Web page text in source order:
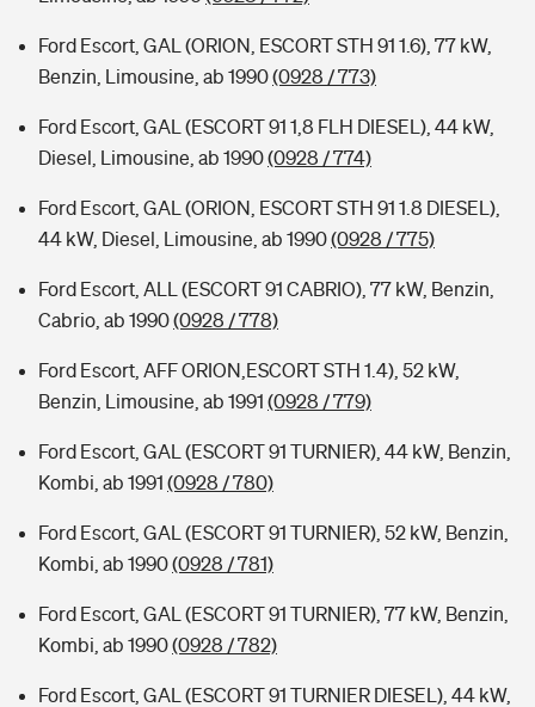
Ford Escort, GAL (ORION, ESCORT STH 91 1.6), 77 kW,
Benzin, Limousine, ab 1990(0928 / 773)
Ford Escort, GAL (ESCORT 91 1,8 FLH DIESEL), 44 kW,
Diesel, Limousine, ab 1990(0928 / 774)
Ford Escort, GAL (ORION, ESCORT STH 91 1.8 DIESEL),
44 kW, Diesel, Limousine, ab 1990(0928 / 775)
Ford Escort, ALL (ESCORT 91 CABRIO), 77 kW, Benzin,
Cabrio, ab 1990(0928 / 778)
Ford Escort, AFF ORION,ESCORT STH 1.4), 52 kW,
Benzin, Limousine, ab 1991 (0928 / 779)
Ford Escort, GAL (ESCORT 91 TURNIER), 44 kW, Benzin,
Kombi, ab 1991 (0928 / 780)
Ford Escort, GAL (ESCORT 91 TURNIER), 52 kW, Benzin,
Kombi, ab 1990(0928 / 781)
Ford Escort, GAL (ESCORT 91 TURNIER), 77 kW, Benzin,
Kombi, ab 1990(0928 / 782)
Ford Escort, GAL (ESCORT 91 TURNIER DIESEL), 44 kW,